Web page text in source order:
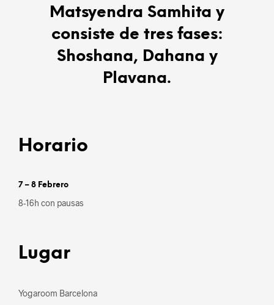
Matsyendra Samhita y
consiste de tres fases:
Shoshana, Dahana y
Plavana.
Horario
7 – 8 Febrero
8-16h con pausas
Lugar
Yogaroom Barcelona